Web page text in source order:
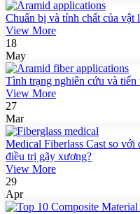
Chuẩn bị và tính chất của
View More
18
May
Tình trạng nghiên cứu và tiến
View More
27
Mar
Medical Fiberlass Cast so
điều trị gãy xương?
View More
29
Apr